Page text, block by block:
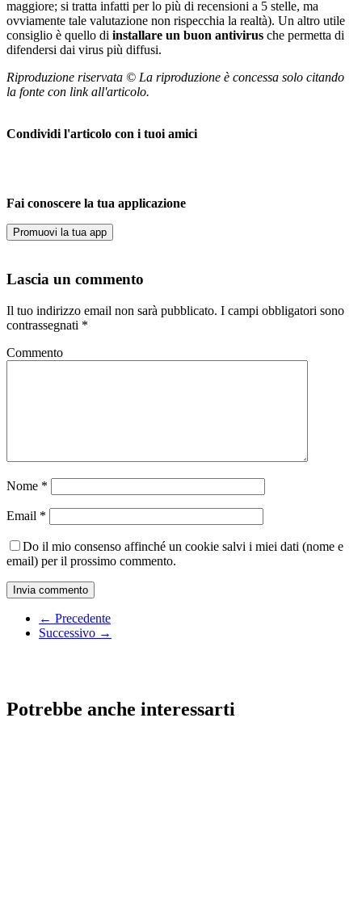
maggiore; si tratta infatti per lo più di recensioni a 5 stelle, ma
ovviamente tale valutazione non rispecchia la realtà). Un altro utile
consiglio è quello di installare un buon antivirus che permetta di
difendersi dai virus più diffusi.
Riproduzione riservata © La riproduzione è concessa solo citando
la fonte con link all'articolo.
Condividi l'articolo con i tuoi amici
Fai conoscere la tua applicazione
Promuovi la tua app
Lascia un commento
Il tuo indirizzo email non sarà pubblicato. I campi obbligatori sono
contrassegnati *
Commento
Nome *
Email *
Do il mio consenso affinché un cookie salvi i miei dati (nome e
email) per il prossimo commento.
← Precedente
Successivo →
Potrebbe anche interessarti